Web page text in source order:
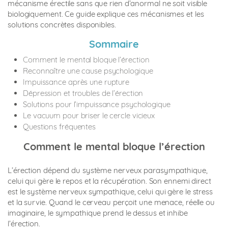
mécanisme érectile sans que rien d’anormal ne soit visible
biologiquement. Ce guide explique ces mécanismes et les
solutions concrètes disponibles.
Sommaire
Comment le mental bloque l’érection
Reconnaître une cause psychologique
Impuissance après une rupture
Dépression et troubles de l’érection
Solutions pour l’impuissance psychologique
Le vacuum pour briser le cercle vicieux
Questions fréquentes
Comment le mental bloque l’érection
L’érection dépend du système nerveux parasympathique,
celui qui gère le repos et la récupération. Son ennemi direct
est le système nerveux sympathique, celui qui gère le stress
et la survie. Quand le cerveau perçoit une menace, réelle ou
imaginaire, le sympathique prend le dessus et inhibe
l’érection.